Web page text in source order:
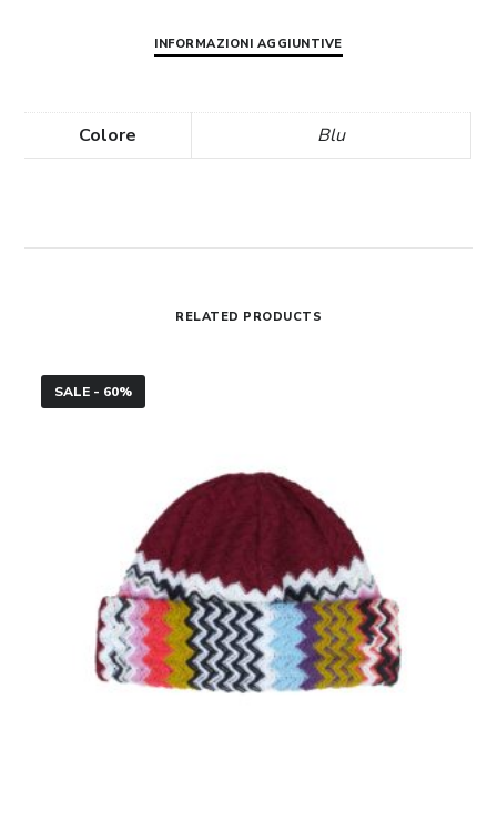
INFORMAZIONI AGGIUNTIVE
Colore Blu
RELATED PRODUCTS
Cappello
Missoni
SALE - 60%